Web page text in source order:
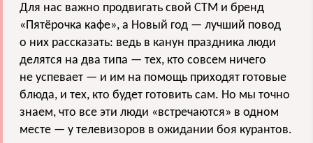
Для нас важно продвигать свой CTM и бренд
«Пятёрочка кафе», а Новый год — лучший повод
о них рассказать: ведь в канун праздника люди
делятся на два типа — тех, кто совсем ничего
не успевает — и им на помощь приходят готовые
блюда, и тех, кто будет готовить сам. Но мы точно
знаем, что все эти люди «встречаются» в одном
месте — у телевизоров в ожидании боя курантов.